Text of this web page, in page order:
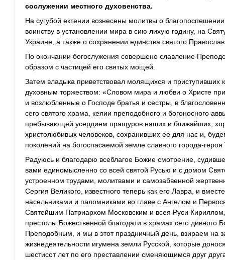
сослужении местного духовенства.
На сугубой ектении вознесены молитвы о
воинству в установлении мира в сию лихую годину, на
Украине, а также о сохранении единства святого
По окончании богослужения совершено славление
образом с частицей его святых мощей.
Затем владыка приветствовал молящихся и приступивших
духовным торжеством: «Словом мира и любви о Христе
и возлюбленные о Господе братья и сестры, в
сего святого храма, келии преподобного и богоносного
пребывающей усердием пращуров наших и ближайших,
христолюбивых человеков, сохранивших ее для нас и,
поколений на богоспасаемой земле славного города-
Радуюсь и благодарю всеблагое Божие смотрение,
вами единомысленно со всей святой Русью и с домом
устроенном трудами, молитвами и самозабвенной
Сергия Великого, известного теперь как его Лавра, и
насельниками и паломниками во главе с Ангелом и
Святейшим Патриархом Московским и всея Руси
престолы Божественной благодати в храмах сего дивного
Преподобным, и мы в этот праздничный день, взираем на
жизнедеятельности игумена земли Русской, которые
шестисот лет по его преставлении сменяющимся друг